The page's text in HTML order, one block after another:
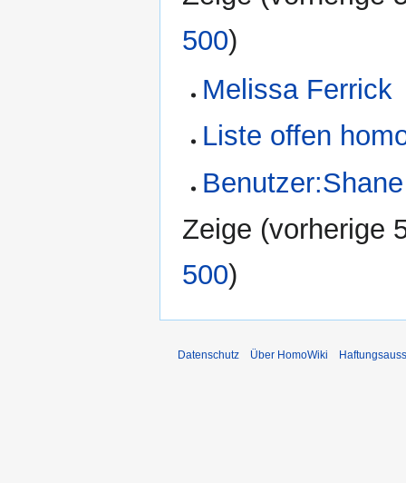
500)
Melissa Ferrick
Liste offen
Benutzer:Shane
Zeige (vorherige
500)
Datenschutz Über HomoWiki